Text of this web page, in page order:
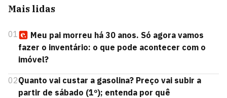
Mais lidas
01
Meu pai morreu há 30 anos. Só agora vamos
fazer o inventário: o que pode acontecer com o
imóvel?
02Quanto vai custar a gasolina? Preço vai subir a
partir de sábado (1º); entenda por quê